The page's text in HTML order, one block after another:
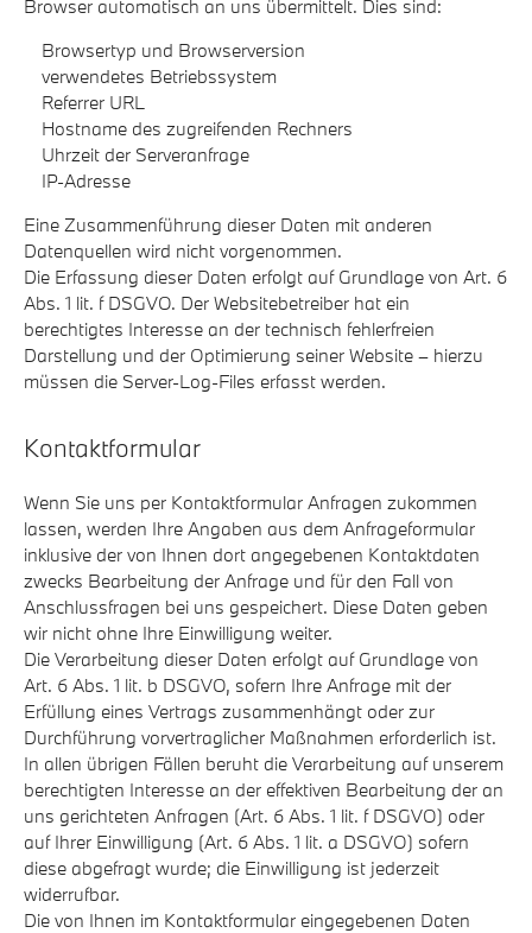
Browser automatisch an uns übermittelt. Dies sind:
Browsertyp und Browserversion
verwendetes Betriebssystem
Referrer URL
Hostname des zugreifenden Rechners
Uhrzeit der Serveranfrage
IP-Adresse
Eine Zusammenführung dieser Daten mit anderen
Datenquellen wird nicht vorgenommen.
Die Erfassung dieser Daten erfolgt auf Grundlage von Art. 6
Abs. 1 lit. f DSGVO. Der Websitebetreiber hat ein
berechtigtes Interesse an der technisch fehlerfreien
Darstellung und der Optimierung seiner Website – hierzu
müssen die Server-Log-Files erfasst werden.
Kontaktformular
Wenn Sie uns per Kontaktformular Anfragen zukommen
lassen, werden Ihre Angaben aus dem Anfrageformular
inklusive der von Ihnen dort angegebenen Kontaktdaten
zwecks Bearbeitung der Anfrage und für den Fall von
Anschlussfragen bei uns gespeichert. Diese Daten geben
wir nicht ohne Ihre Einwilligung weiter.
Die Verarbeitung dieser Daten erfolgt auf Grundlage von
Art. 6 Abs. 1 lit. b DSGVO, sofern Ihre Anfrage mit der
Erfüllung eines Vertrags zusammenhängt oder zur
Durchführung vorvertraglicher Maßnahmen erforderlich ist.
In allen übrigen Fällen beruht die Verarbeitung auf unserem
berechtigten Interesse an der effektiven Bearbeitung der an
uns gerichteten Anfragen (Art. 6 Abs. 1 lit. f DSGVO) oder
auf Ihrer Einwilligung (Art. 6 Abs. 1 lit. a DSGVO) sofern
diese abgefragt wurde; die Einwilligung ist jederzeit
widerrufbar.
Die von Ihnen im Kontaktformular eingegebenen Daten